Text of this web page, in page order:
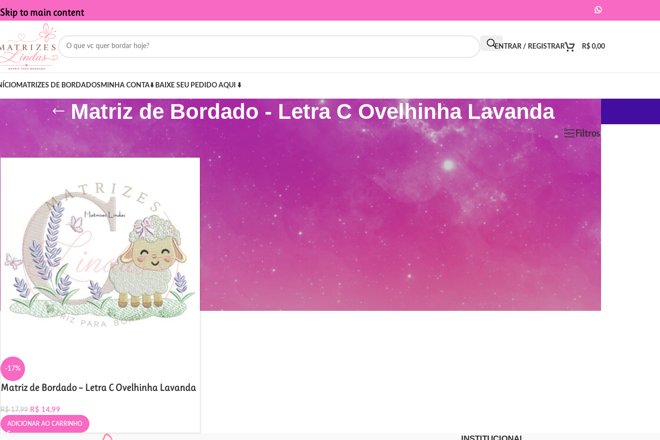
Skip to main content
ENTRAR / REGISTRAR R$ 0,00
MATRIZES DE BORDADOSMINHA CONTA⬇️ BAIXE SEU PEDIDO AQUI ⬇️
Matriz de Bordado - Letra C Ovelhinha Lavanda
Produtos marcados com a tag “Matriz de Bordado - Letra C Ovelhinha Lavanda” Mostrar 9 18 24 Filtros
-17%
Matriz de Bordado – Letra C Ovelhinha Lavanda
R$17,99 R$ 14,99
ADICIONAR AO CARRINHO